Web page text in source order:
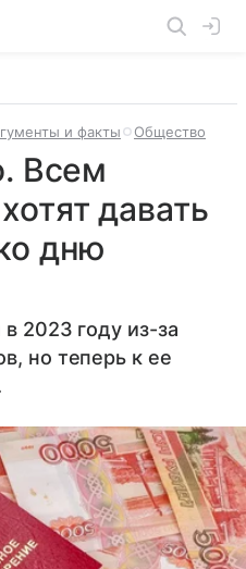
и факты Общество
Всем
давать
дню
2023 году из-за
но теперь к ее